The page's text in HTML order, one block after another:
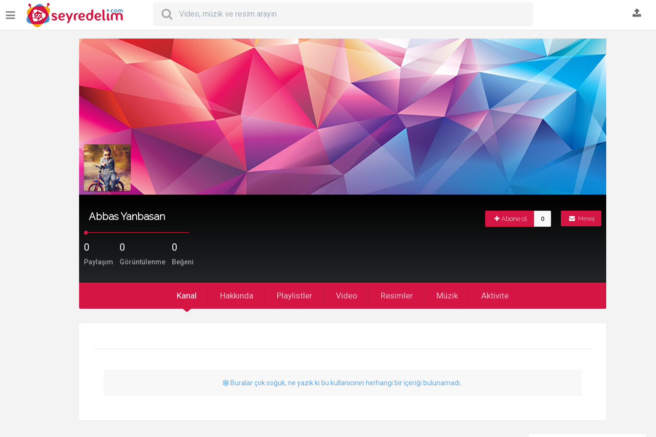
Abbas Yanbasan Mesaj
Abone ol 0
0
Paylaşım
0
Görüntülenme
0
Beğeni
Kanal Hakkında Playlistler Video Resimler Müzik Aktivite
Buralar çok soğuk, ne yazık ki bu kullanıcının herhangi bir içeriği bulunamadı..